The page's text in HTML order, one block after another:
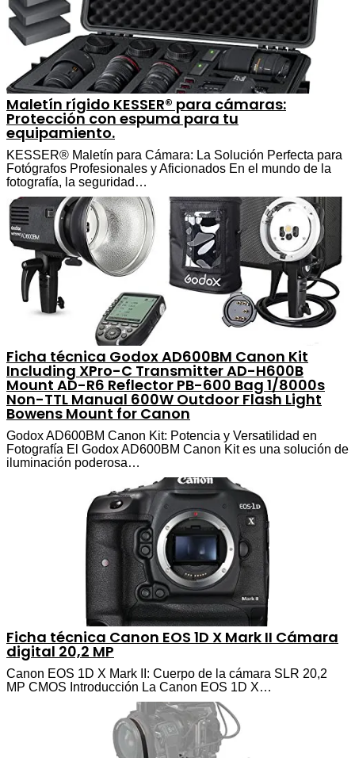
Maletín rígido KESSER® para cámaras:
Protección con espuma para tu
equipamiento.
KESSER® Maletín para Cámara: La Solución Perfecta para
Fotógrafos Profesionales y Aficionados En el mundo de la
fotografía, la seguridad…
Ficha técnica Godox AD600BM Canon Kit
Including XPro-C Transmitter AD-H600B
Mount AD-R6 Reflector PB-600 Bag 1/8000s
Non-TTL Manual 600W Outdoor Flash Light
Bowens Mount for Canon
Godox AD600BM Canon Kit: Potencia y Versatilidad en
Fotografía El Godox AD600BM Canon Kit es una solución de
iluminación poderosa…
Ficha técnica Canon EOS 1D X Mark II Cámara
digital 20,2 MP
Canon EOS 1D X Mark II: Cuerpo de la cámara SLR 20,2
MP CMOS Introducción La Canon EOS 1D X…